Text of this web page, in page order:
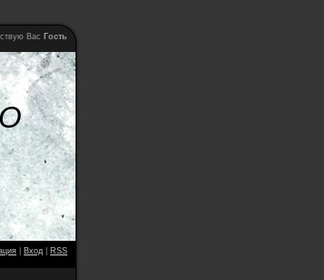
Вас Гость
Вход RSS